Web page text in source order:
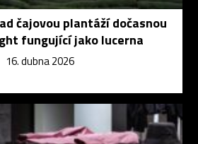
čajovou plantáží dočasnou
fungující jako lucerna
16. dubna 2026